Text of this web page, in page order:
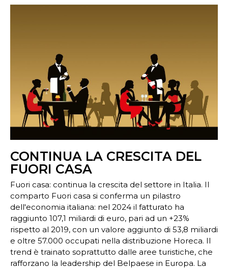
CONTINUA LA CRESCITA DEL
FUORI CASA
Fuori casa: continua la crescita del settore in Italia. Il
comparto Fuori casa si conferma un pilastro
dell'economia italiana: nel 2024 il fatturato ha
raggiunto 107,1 miliardi di euro, pari ad un +23%
rispetto al 2019, con un valore aggiunto di 53,8 miliardi
e oltre 57.000 occupati nella distribuzione Horeca. Il
trend è trainato soprattutto dalle aree turistiche, che
rafforzano la leadership del Belpaese in Europa. La